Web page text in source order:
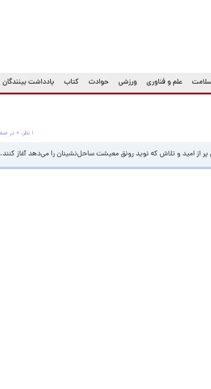
علم و فناوری ورزشی حوادث کتاب یادداشت بینندگان
۱ نظر، ۰ در صف انتشار و ۰ تکراری یا غیرقابل انتشار
پر از امید و تلاش که نوید رونق معیشت ساحل‌نشینان را می‌دهد آغاز کنند.